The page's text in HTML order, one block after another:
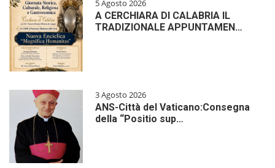
5 Agosto 2026
A CERCHIARA DI CALABRIA IL
TRADIZIONALE APPUNTAMEN…
3 Agosto 2026
ANS-Città del Vaticano:Consegna
della “Positio sup…